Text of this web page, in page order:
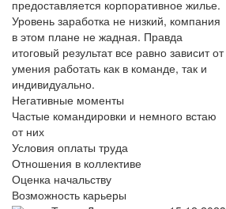
предоставляется корпоративное жилье.
Уровень заработка не низкий, компания
в этом плане не жадная. Правда
итоговый результат все равно зависит от
умения работать как в команде, так и
индивидуально.
Негативные моменты
Частые командировки и немного встаю
от них
Условия оплаты труда
Отношения в коллективе
Оценка начальству
Возможность карьеры